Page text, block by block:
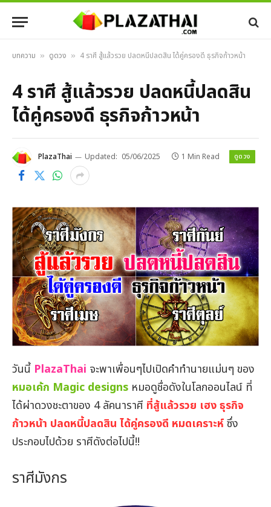
บทความ » ดูดวง » 4 ราศี สู้แล้วรวย ปลดหนี้ปลดสิน ได้คู่ครองดี ธุรกิจก้าวหน้า
4 ราศี สู้แล้วรวย ปลดหนี้ปลดสิน
ได้คู่ครองดี ธุรกิจก้าวหน้า
PlazaThai Updated: 05/06/2025 1 Min Read ดูดวง
วันนี้ PlazaThai จะพาเพื่อนๆไปเปิดคำทำนายแม่นๆ ของ
หมอเค้ก Magic designs หมอดูชื่อดังในโลกออนไลน์ ที่
ได้ผ่าดวงชะตาของ 4 ลัคนาราศี ที่สู้แล้วรวย เฮง ธุรกิจ
ก้าวหน้า ปลดหนี้ปลดสิน ได้คู่ครองดี หมดเคราะห์ซึ่ง
ประกอบไปด้วย ราศีดังต่อไปนี้!!
ราศีมังกร